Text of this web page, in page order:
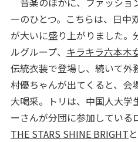
ーのひとつ。こちらは、日中
が大いに盛り上がりました。
ルグループ、 キラキラ六本木
伝統衣装で登場し、続いて外
村優ちゃんが出てくると、会
大喝采。トリは、中国人大学
ーさんが分団に参加している
THE STARS SHINE BRIGHTと